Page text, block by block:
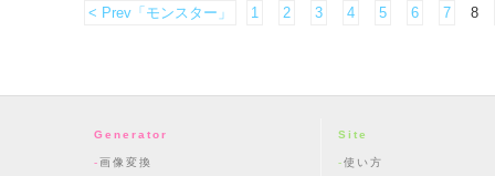
< Prev「モンスター」 1 2 3 4 5 6 7 8
Generator
画像変換
Site
使い方